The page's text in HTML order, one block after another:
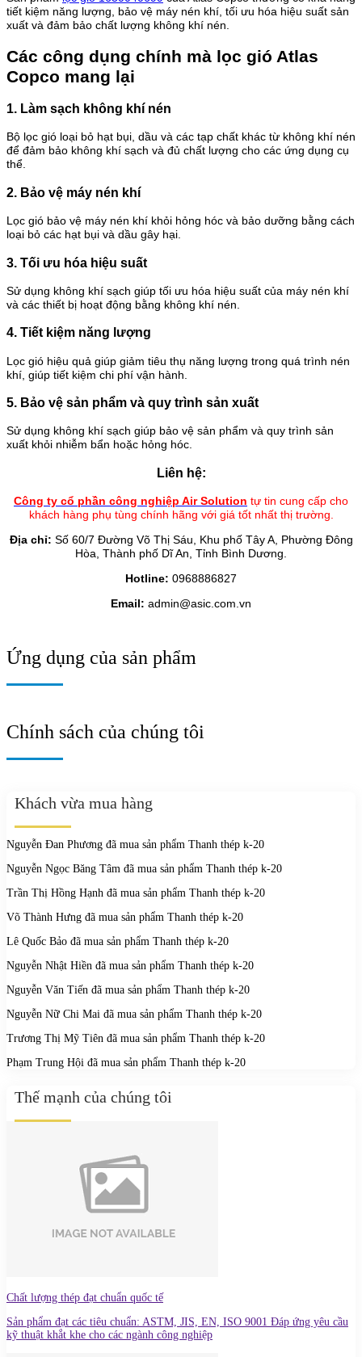
tiết kiệm năng lượng, bảo vệ máy nén khí, tối ưu hóa hiệu suất sản
xuất và đảm bảo chất lượng không khí nén.
Các công dụng chính mà lọc gió Atlas
Copco mang lại
1. Làm sạch không khí nén
Bộ lọc gió loại bỏ hạt bụi, dầu và các tạp chất khác từ không khí nén
để đảm bảo không khí sạch và đủ chất lượng cho các ứng dụng cụ
thể.
2. Bảo vệ máy nén khí
Lọc gió bảo vệ máy nén khí khỏi hỏng hóc và bảo dưỡng bằng cách
loại bỏ các hạt bụi và dầu gây hại.
3. Tối ưu hóa hiệu suất
Sử dụng không khí sạch giúp tối ưu hóa hiệu suất của máy nén khí
và các thiết bị hoạt động bằng không khí nén.
4. Tiết kiệm năng lượng
Lọc gió hiệu quả giúp giảm tiêu thụ năng lượng trong quá trình nén
khí, giúp tiết kiệm chi phí vận hành.
5. Bảo vệ sản phẩm và quy trình sản xuất
Sử dụng không khí sạch giúp bảo vệ sản phẩm và quy trình sản
xuất khỏi nhiễm bẩn hoặc hỏng hóc.
Liên hệ:
Công ty cổ phần công nghiệp Air Solution tự tin cung cấp cho
khách hàng phụ tùng chính hãng với giá tốt nhất thị trường.
Địa chỉ: Số 60/7 Đường Võ Thị Sáu, Khu phố Tây A, Phường Đông
Hòa, Thành phố Dĩ An, Tỉnh Bình Dương.
Hotline: 0968886827
Email: admin@asic.com.vn
Ứng dụng của sản phẩm
Chính sách của chúng tôi
Khách vừa mua hàng
Nguyễn Đan Phương đã mua sản phẩm Thanh thép k-20
Nguyễn Ngọc Băng Tâm đã mua sản phẩm Thanh thép k-20
Trần Thị Hồng Hạnh đã mua sản phẩm Thanh thép k-20
Võ Thành Hưng đã mua sản phẩm Thanh thép k-20
Lê Quốc Bảo đã mua sản phẩm Thanh thép k-20
Nguyễn Nhật Hiền đã mua sản phẩm Thanh thép k-20
Nguyễn Văn Tiến đã mua sản phẩm Thanh thép k-20
Nguyễn Nữ Chi Mai đã mua sản phẩm Thanh thép k-20
Trương Thị Mỹ Tiên đã mua sản phẩm Thanh thép k-20
Phạm Trung Hội đã mua sản phẩm Thanh thép k-20
Thế mạnh của chúng tôi
Chất lượng thép đạt chuẩn quốc tế
Sản phẩm đạt các tiêu chuẩn: ASTM, JIS, EN, ISO 9001 Đáp ứng yêu cầu
kỹ thuật khắt khe cho các ngành công nghiệp